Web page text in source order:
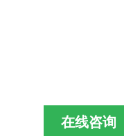
在线咨询